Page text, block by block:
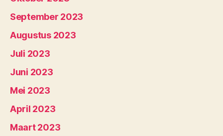
September 2023
Augustus 2023
Juli 2023
Juni 2023
Mei 2023
April 2023
Maart 2023